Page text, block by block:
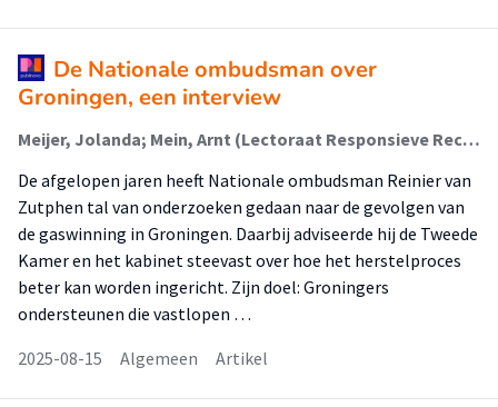
De Nationale ombudsman over
Groningen, een interview
Meijer, Jolanda; Mein, Arnt (Lectoraat Responsieve Rechtspraktijk)
De afgelopen jaren heeft Nationale ombudsman Reinier van
Zutphen tal van onderzoeken gedaan naar de gevolgen van
de gaswinning in Groningen. Daarbij adviseerde hij de Tweede
Kamer en het kabinet steevast over hoe het herstelproces
beter kan worden ingericht. Zijn doel: Groningers
ondersteunen die vastlopen …
2025-08-15
Algemeen Artikel